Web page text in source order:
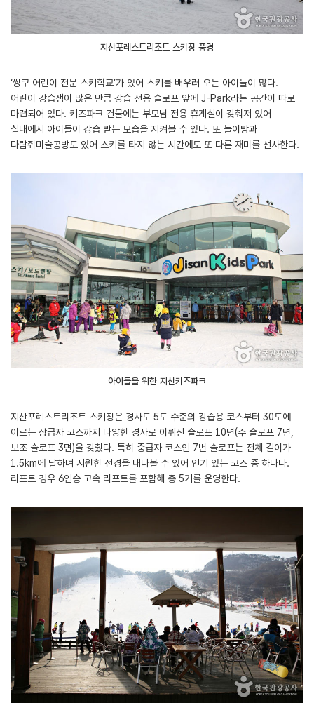
지산포레스트리조트 스키장 풍경
‘씽쿠 어린이 전문 스키학교’가 있어 스키를 배우러 오는 아이들이 많다.
어린이 강습생이 많은 만큼 강습 전용 슬로프 앞에 J-Park라는 공간이 따로
마련되어 있다. 키즈파크 건물에는 부모님 전용 휴게실이 갖춰져 있어
실내에서 아이들이 강습 받는 모습을 지켜볼 수 있다. 또 놀이방과
다람쥐미술공방도 있어 스키를 타지 않는 시간에도 또 다른 재미를 선사한다.
아이들을 위한 지산키즈파크
지산포레스트리조트 스키장은 경사도 5도 수준의 강습용 코스부터 30도에
이르는 상급자 코스까지 다양한 경사로 이뤄진 슬로프 10면(주 슬로프 7면,
보조 슬로프 3면)을 갖췄다. 특히 중급자 코스인 7번 슬로프는 전체 길이가
1.5km에 달하며 시원한 전경을 내다볼 수 있어 인기 있는 코스 중 하나다.
리프트 경우 6인승 고속 리프트를 포함해 총 5기를 운영한다.